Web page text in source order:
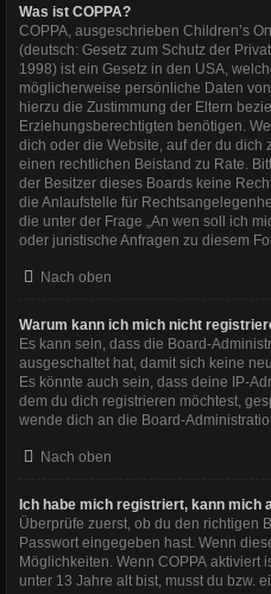
Was ist COPPA?
COPPA, ausgeschrieben Children’s
(deutsch: Gesetz zum Schutz der
1998) ist ein Gesetz in den USA,
möglicherweise persönliche Daten
hierzu die Zustimmung der Eltern
Erziehungsberechtigten benötigen.
dich oder die Website, auf der du dich
einen rechtlichen Beistand zu Rate.
der Besitzer dieses Boards keine
die Anlaufstelle für
die unter der Frage „An wen soll ich
oder juristische Anfragen zu diesem
Nach oben
Warum kann ich mich nicht
Es kann sein, dass die Board-
ausgeschaltet hat, damit sich keine
Es könnte auch sein, dass deine IP-
dem du dich registrieren möchtest,
wende dich an die Board-
Nach oben
Ich habe mich registriert, kann mich
Überprüfe zuerst, ob du den richtigen
Passwort eingegeben hast. Wenn
Möglichkeiten. Wenn COPPA aktiviert
unter 13 Jahre alt bist, musst du bzw.